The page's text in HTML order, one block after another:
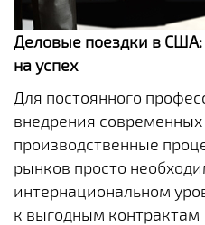
Деловые поездки в
на успех
Для постоянного
внедрения современных
производственные
рынков просто
интернациональном
к выгодным